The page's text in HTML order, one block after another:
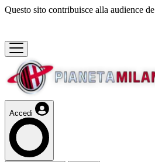
Questo sito contribuisce alla audience de
Accedi